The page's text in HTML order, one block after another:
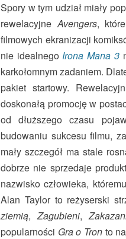
Spory w tym udział miały
rewelacyjneAvengers,
filmowych ekranizacji
nie idealnego Irona Mana 3
karkołomnym zadaniem.
pakiet startowy.
doskonałą promocję w
od dłuższego czasu
budowaniu sukcesu filmu,
mały szczegół ma stale
dobrze nie sprzedaje
nazwisko człowieka,
Alan Taylor to reżyserski
ziemią,Zagubieni,
popularności Gra o Tronto